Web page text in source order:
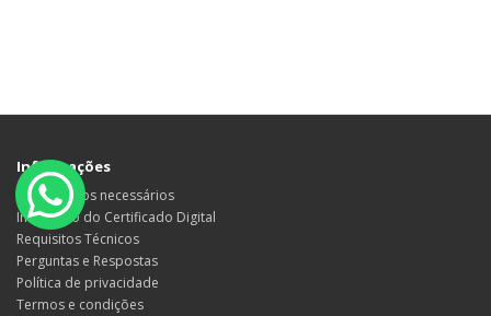
Informações
Documentos necessários
Instalação do Certificado Digital
Requisitos Técnicos
Perguntas e Respostas
Política de privacidade
Termos e condições